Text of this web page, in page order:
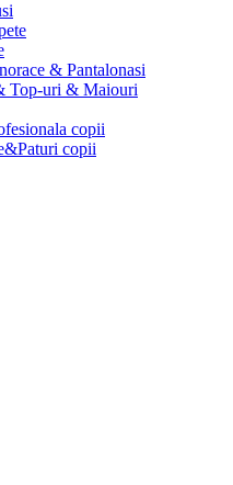
& Pantalonasi
Top-uri & Maiouri
copii
copii